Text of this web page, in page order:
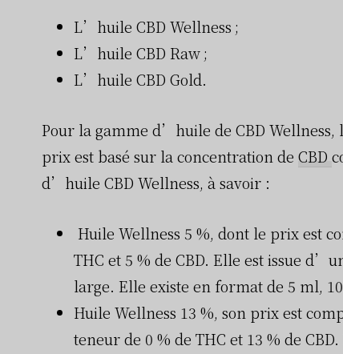
L’huile CBD Wellness ;
L’huile CBD Raw ;
L’huile CBD Gold.
Pour la gamme d’huile de CBD
prix est basé sur la concentration de CBD
d’huile CBD Wellness, à savoir :
Huile Wellness 5 %, dont le prix est
THC et 5 % de CBD. Elle est issue
large. Elle existe en format de 5 ml,
Huile Wellness 13 %, son prix est
teneur de 0 % de THC et 13 % de